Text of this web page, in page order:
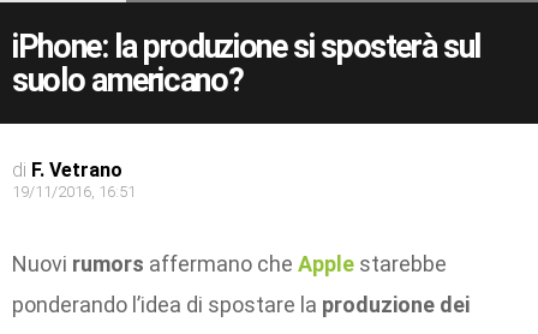
iPhone: la produzione si sposterà sul
suolo americano?
di F. Vetrano
19/11/2016, 16:51
Nuovi rumors affermano che Apple starebbe
ponderando l’idea di spostare la produzione dei